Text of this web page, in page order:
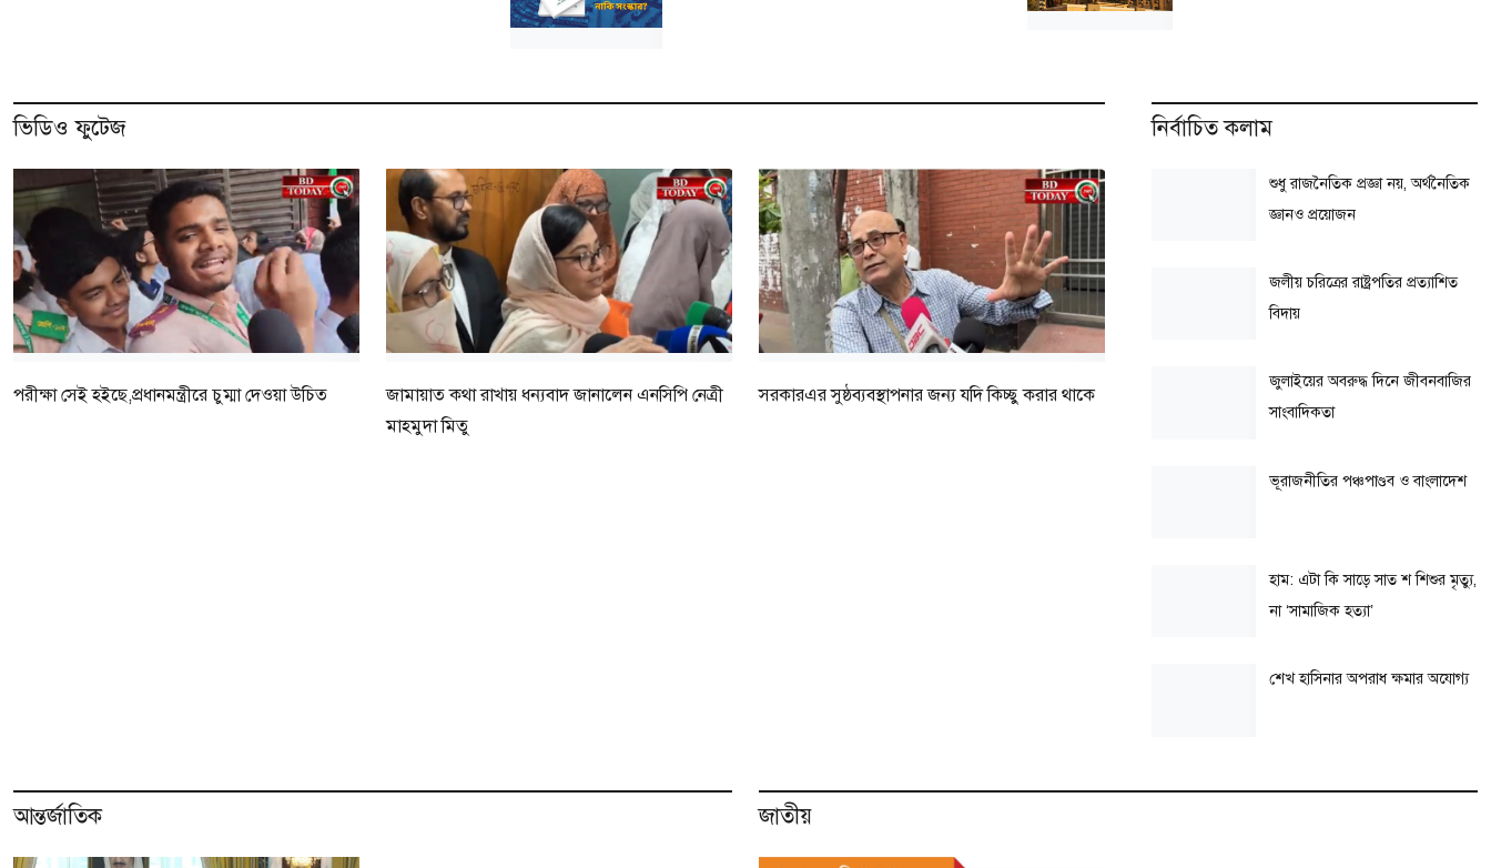
ভিডিও ফুটেজ
পরীক্ষা সেই হইছে,প্রধানমন্ত্রীরে চুম্মা দেওয়া উচিত
জামায়াত কথা রাখায় ধন্যবাদ জানালেন এনসিপি নেত্রী
মাহমুদা মিতু
সরকারএর সুষ্ঠব্যবস্থাপনার জন্য যদি কিচ্ছু করার থাকে
নির্বাচিত কলাম
শুধু রাজনৈতিক প্রজ্ঞা নয়, অর্থনৈতিক
জ্ঞানও প্রয়োজন
জলীয় চরিত্রের রাষ্ট্রপতির প্রত্যাশিত
বিদায়
জুলাইয়ের অবরুদ্ধ দিনে জীবনবাজির
সাংবাদিকতা
ভূরাজনীতির পঞ্চপাণ্ডব ও বাংলাদেশ
হাম: এটা কি সাড়ে সাত শ শিশুর মৃত্যু,
না ‘সামাজিক হত্যা’
শেখ হাসিনার অপরাধ ক্ষমার অযোগ্য
আন্তর্জাতিক জাতীয়